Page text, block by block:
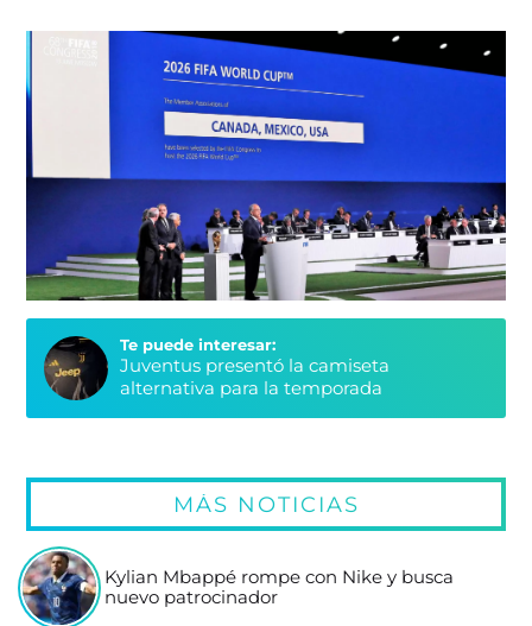
Te puede interesar:
Juventus presentó la camiseta
alternativa para la temporada
MÁS NOTICIAS
Kylian Mbappé rompe con Nike y busca
nuevo patrocinador